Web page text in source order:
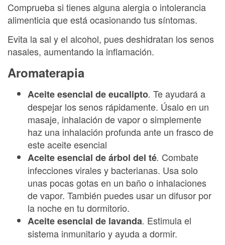
Comprueba si tienes alguna alergia o intolerancia
alimenticia que está ocasionando tus síntomas.
Evita la sal y el alcohol, pues deshidratan los senos
nasales, aumentando la inflamación.
Aromaterapia
Aceite esencial de eucalipto. Te ayudará a
despejar los senos rápidamente. Úsalo en un
masaje, inhalación de vapor o simplemente
haz una inhalación profunda ante un frasco de
este aceite esencial
Aceite esencial de árbol del té. Combate
infecciones virales y bacterianas. Usa solo
unas pocas gotas en un baño o inhalaciones
de vapor. También puedes usar un difusor por
la noche en tu dormitorio.
Aceite esencial de lavanda. Estimula el
sistema inmunitario y ayuda a dormir.